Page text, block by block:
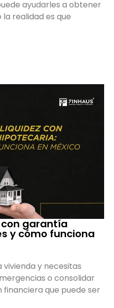
ayudarles a obtener
realidad es que
garantía
y cómo funciona
vivienda y necesitas
o consolidar
financiera que puede ser